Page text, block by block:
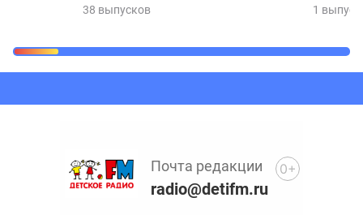
38 выпусков 1 выпуск
Почта редакции
radio@detifm.ru
0+